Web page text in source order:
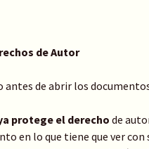
de Autor
antes de abrir los
protege el derechode
en lo que tiene que ver con